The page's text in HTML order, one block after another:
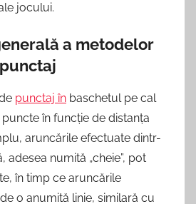
jocului.
a metodelor
punctaj în baschetul pe cal
în funcție de distanța
aruncările efectuate dintr-
adesea numită „cheie”, pot
în timp ce aruncările
o anumită linie, similară cu